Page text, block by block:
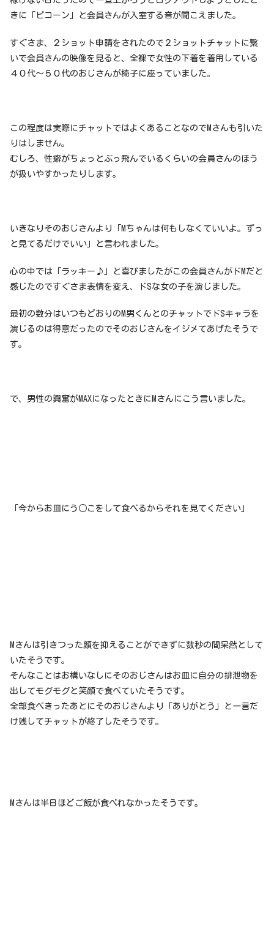
きに「ピコーン」と会員さんが入室する音が聞こえました。
すぐさま、２ショット申請をされたので２ショットチャットに繋
いで会員さんの映像を見ると、全裸で女性の下着を着用している
４０代〜５０代のおじさんが椅子に座っていました。
この程度は実際にチャットではよくあることなのでMさんも引いた
りはしません。
むしろ、性癖がちょっとぶっ飛んでいるくらいの会員さんのほう
が扱いやすかったりします。
いきなりそのおじさんより「Mちゃんは何もしなくていいよ。ずっ
と見てるだけでいい」と言われました。
心の中では「ラッキー♪」と喜びましたがこの会員さんがドMだと
感じたのですぐさま表情を変え、ドSな女の子を演じました。
最初の数分はいつもどおりのM男くんとのチャットでドSキャラを
演じるのは得意だったのでそのおじさんをイジメてあげたそうで
す。
で、男性の興奮がMAXになったときにMさんにこう言いました。
「今からお皿にう○こをして食べるからそれを見てください」
Mさんは引きつった顔を抑えることができずに数秒の間呆然として
いたそうです。
そんなことはお構いなしにそのおじさんはお皿に自分の排泄物を
出してモグモグと笑顔で食べていたそうです。
全部食べきったあとにそのおじさんより「ありがとう」と一言だ
け残してチャットが終了したそうです。
Mさんは半日ほどご飯が食べれなかったそうです。